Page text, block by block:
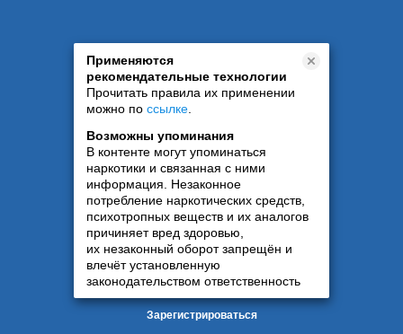
Применяются
рекомендательные технологии
Прочитать правила их применении
можно по ссылке
Возможны упоминания
В контенте могут упоминаться
наркотики и связанная с ними
информация. Незаконное
потребление наркотических средств,
психотропных веществ и их аналогов
причиняет вред здоровью,
их незаконный оборот запрещён и
влечёт установленную
законодательством ответственность
Зарегистрироваться